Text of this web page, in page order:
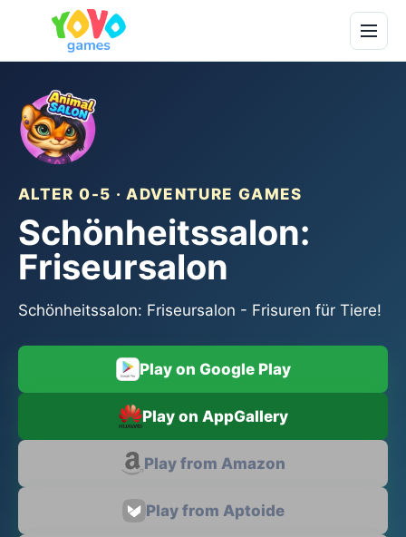
ALTER 0-5 · ADVENTURE GAMES
Schönheitssalon:
Friseursalon
Schönheitssalon: Friseursalon - Frisuren für Tiere!
Play on Google Play
Play on AppGallery
Play from Amazon
Play from Aptoide